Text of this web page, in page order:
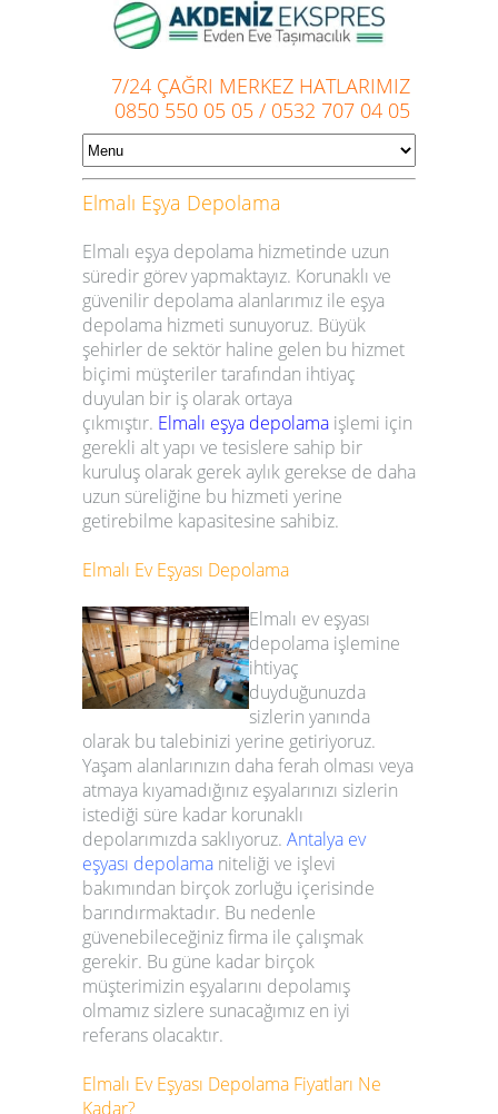
7/24 ÇAĞRI MERKEZ HATLARIMIZ
0850 550 05 05 / 0532 707 04 05
Elmalı Eşya Depolama
Elmalı eşya depolama hizmetinde uzun
süredir görev yapmaktayız. Korunaklı ve
güvenilir depolama alanlarımız ile eşya
depolama hizmeti sunuyoruz. Büyük
şehirler de sektör haline gelen bu hizmet
biçimi müşteriler tarafından ihtiyaç
duyulan bir iş olarak ortaya
çıkmıştır. Elmalı eşya depolama işlemi için
gerekli alt yapı ve tesislere sahip bir
kuruluş olarak gerek aylık gerekse de daha
uzun süreliğine bu hizmeti yerine
getirebilme kapasitesine sahibiz.
Elmalı Ev Eşyası Depolama
Elmalı ev eşyası
depolama işlemine
ihtiyaç
duyduğunuzda
sizlerin yanında
olarak bu talebinizi yerine getiriyoruz.
Yaşam alanlarınızın daha ferah olması veya
atmaya kıyamadığınız eşyalarınızı sizlerin
istediği süre kadar korunaklı
depolarımızda saklıyoruz. Antalya ev
eşyası depolama niteliği ve işlevi
bakımından birçok zorluğu içerisinde
barındırmaktadır. Bu nedenle
güvenebileceğiniz firma ile çalışmak
gerekir. Bu güne kadar birçok
müşterimizin eşyalarını depolamış
olmamız sizlere sunacağımız en iyi
referans olacaktır.
Elmalı Ev Eşyası Depolama Fiyatları Ne
Kadar?